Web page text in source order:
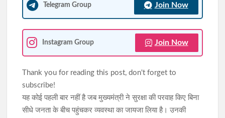
Telegram Group Join Now
Instagram Group Join Now
Thank you for reading this post, don't forget to
subscribe!
यह कोई पहली बार नहीं है जब मुख्यमंत्री ने सुरक्षा की परवाह किए बिना
सीधे जनता के बीच पहुंचकर व्यवस्था का जायजा लिया है। उनकी